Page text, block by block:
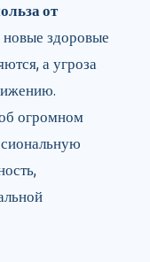
от
новые здоровые
а угроза
огромном